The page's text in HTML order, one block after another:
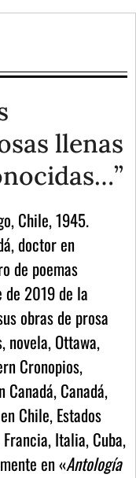
llenas
Chile, 1945.
doctor en
de poemas
de 2019 de la
obras de prosa
novela, Ottawa,
Cronopios,
Canadá,
Chile, Estados
Italia, Cuba,
en «Antología